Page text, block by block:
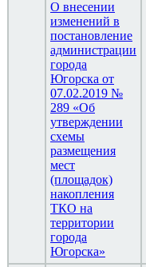
О внесении
изменений в
постановление
администрации
города
Югорска от
07.02.2019 №
289 «Об
утверждении
схемы
размещения
мест
(площадок)
накопления
ТКО на
территории
города
Югорска»